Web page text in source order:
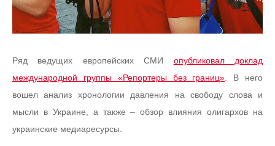
Ряд ведущих европейских СМИ опубликовал доклад
международной группы «Репортеры без границ» . В него
вошел анализ хронологии давления на свободу слова и
мысли в Украине, а также – обзор влияния олигархов на
украинские медиаресурсы.